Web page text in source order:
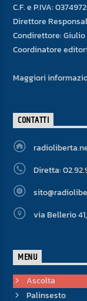
C.F. e P.IVA:
Direttore
Condirettore: Giulio
Coordinatore
Maggiori
CONTATTI
Diretta:
via Bellerio
MENU
Ascolta
Palinsesto